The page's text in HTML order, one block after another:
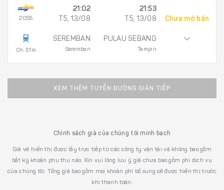
2055
0h 51m
21:02
T5, 13/08
SEREMBAN
Seremban
21:53
T5, 13/08
PULAU SEBANG
Tampin
Chưa mở bán
XEM THÊM TUYẾN ĐƯỜNG GIÁN TIẾP
Chính sách giá của chúng tôi minh bạch
Giá vé hiển thị được lấy trực tiếp từ các công ty vận tải và không bao gồm
bất kỳ khoản phụ thu nào. Xin vui lòng lưu ý giá chưa bao gồm phí dịch vụ
của chúng tôi. Tổng giá bao gồm mọi khoản phí bổ sung sẽ được hiển thị trước
khi thanh toán.